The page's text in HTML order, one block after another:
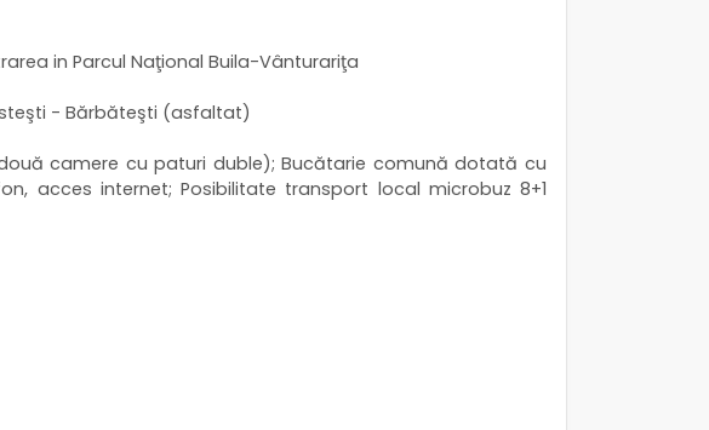
in Parcul Naţional Buila-Vânturariţa
- Bărbăteşti (asfaltat)
camere cu paturi duble); Bucătarie comună dotată cu
acces internet; Posibilitate transport local microbuz 8+1